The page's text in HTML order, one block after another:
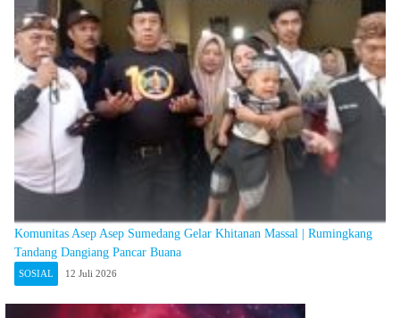
Komunitas Asep Asep Sumedang Gelar Khitanan Massal | Rumingkang
Tandang Dangiang Pancar Buana
SOSIAL 12 Juli 2026